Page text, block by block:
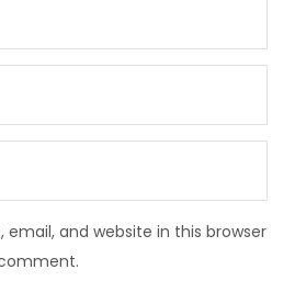
email, and website in this browser